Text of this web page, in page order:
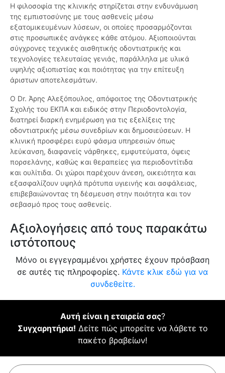
Η φιλοσοφία της κλινικής στηρίζεται στην ενδυνάμωση
της εμπιστοσύνης με τους ασθενείς μέσω
εξατομικευμένων λύσεων, οι οποίες προσαρμόζονται
στις προσωπικές ανάγκες κάθε ατόμου. Αξιοποιούνται
σύγχρονες τεχνικές αισθητικής οδοντιατρικής και
τεχνολογίες τελευταίας γενιάς, παράλληλα με υλικά
υψηλής αξιοπιστίας και ποιότητας για την επίτευξη
άριστων αποτελεσμάτων.
Ο Dr. Άρης Αλεξόπουλος, απόφοιτος της Οδοντιατρικής
Σχολής του ΕΚΠΑ και ειδικός στην Περιοδοντολογία,
διατηρεί διαρκή ενημέρωση για τις εξελίξεις της
οδοντιατρικής μέσω συνεδρίων και δημοσιεύσεων. Η
κλινική προσφέρει ευρύ φάσμα υπηρεσιών όπως
λεύκανση, διαφανείς νάρθηκες, εμφυτεύματα, όψεις
πορσελάνης, καθώς και θεραπείες για περιοδοντίτιδα
και ουλίτιδα. Οι χώροι παρέχουν άνεση, οικειότητα και
εξασφαλίζουν υψηλά πρότυπα υγιεινής και ασφάλειας,
επιβεβαιώνοντας τη δέσμευση στην ποιότητα και τον
σεβασμό προς τους ασθενείς.
Αξιολογήσεις από τους παρακάτω
ιστότοπους
Μόνο οι εγγεγραμμένοι χρήστες έχουν πρόσβαση
σε αυτές τις πληροφορίες. Κάντε κλικ εδώ για να
συνδεθείτε.
Αυτή είναι η εταιρεία σας?
Συγχαρητήρια! Δείτε πώς μπορείτε να λάβετε το
πακέτο βραβείων!